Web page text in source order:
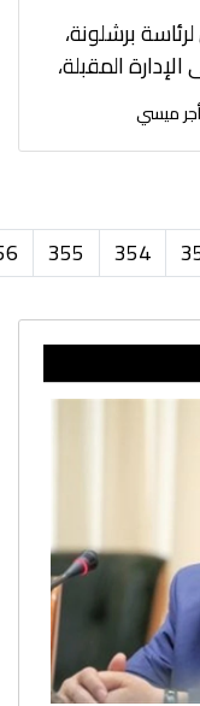
برشلونة،
المقبلة،
ميسي
354
355